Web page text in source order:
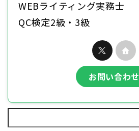
WEBライティング実務士
QC検定2級・3級
お問い合わせ